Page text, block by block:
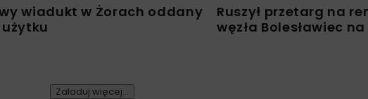
wiadukt w Żorach oddany
Ruszył przetarg na
węzła Bolesławiec na
Załaduj więcej...